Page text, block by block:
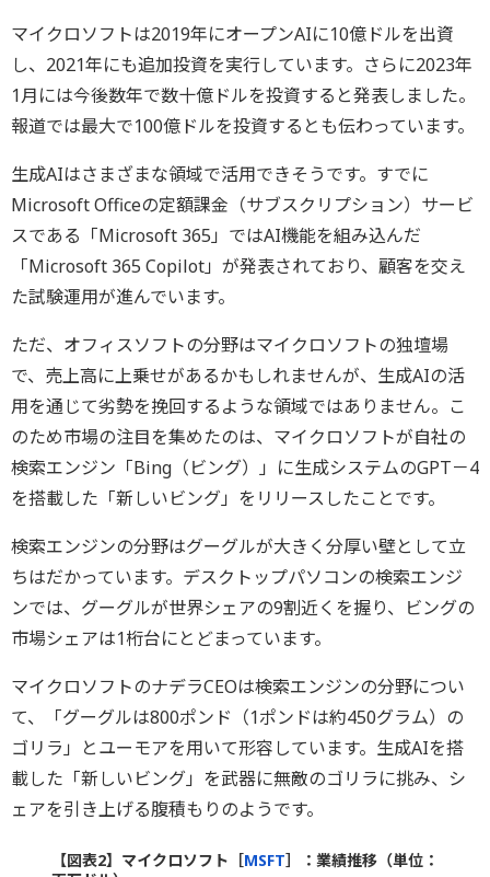
マイクロソフトは2019年にオープンAIに10億ドルを出資
し、2021年にも追加投資を実行しています。さらに2023年
1月には今後数年で数十億ドルを投資すると発表しました。
報道では最大で100億ドルを投資するとも伝わっています。
生成AIはさまざまな領域で活用できそうです。すでに
Microsoft Officeの定額課金（サブスクリプション）サービ
スである「Microsoft 365」ではAI機能を組み込んだ
「Microsoft 365 Copilot」が発表されており、顧客を交え
た試験運用が進んでいます。
ただ、オフィスソフトの分野はマイクロソフトの独壇場
で、売上高に上乗せがあるかもしれませんが、生成AIの活
用を通じて劣勢を挽回するような領域ではありません。こ
のため市場の注目を集めたのは、マイクロソフトが自社の
検索エンジン「Bing（ビング）」に生成システムのGPT－4
を搭載した「新しいビング」をリリースしたことです。
検索エンジンの分野はグーグルが大きく分厚い壁として立
ちはだかっています。デスクトップパソコンの検索エンジ
ンでは、グーグルが世界シェアの9割近くを握り、ビングの
市場シェアは1桁台にとどまっています。
マイクロソフトのナデラCEOは検索エンジンの分野につい
て、「グーグルは800ポンド（1ポンドは約450グラム）の
ゴリラ」とユーモアを用いて形容しています。生成AIを搭
載した「新しいビング」を武器に無敵のゴリラに挑み、シ
ェアを引き上げる腹積もりのようです。
【図表2】マイクロソフト［MSFT］：業績推移（単位：